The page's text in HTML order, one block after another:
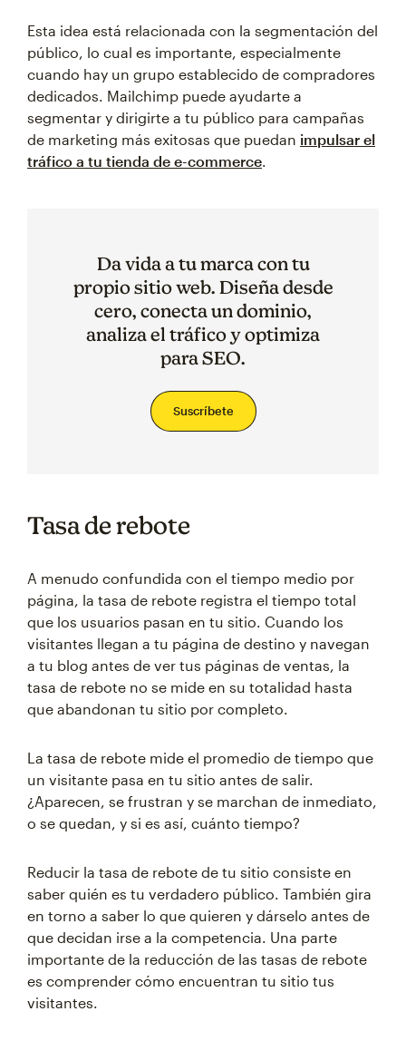
Esta idea está relacionada con la segmentación del
público, lo cual es importante, especialmente
cuando hay un grupo establecido de compradores
dedicados. Mailchimp puede ayudarte a
segmentar y dirigirte a tu público para campañas
de marketing más exitosas que puedan impulsar el
tráfico a tu tienda de e-commerce.
Da vida a tu marca con tu
propio sitio web. Diseña desde
cero, conecta un dominio,
analiza el tráfico y optimiza
para SEO.
Suscríbete
Tasa de rebote
A menudo confundida con el tiempo medio por
página, la tasa de rebote registra el tiempo total
que los usuarios pasan en tu sitio. Cuando los
visitantes llegan a tu página de destino y navegan
a tu blog antes de ver tus páginas de ventas, la
tasa de rebote no se mide en su totalidad hasta
que abandonan tu sitio por completo.
La tasa de rebote mide el promedio de tiempo que
un visitante pasa en tu sitio antes de salir.
¿Aparecen, se frustran y se marchan de inmediato,
o se quedan, y si es así, cuánto tiempo?
Reducir la tasa de rebote de tu sitio consiste en
saber quién es tu verdadero público. También gira
en torno a saber lo que quieren y dárselo antes de
que decidan irse a la competencia. Una parte
importante de la reducción de las tasas de rebote
es comprender cómo encuentran tu sitio tus
visitantes.